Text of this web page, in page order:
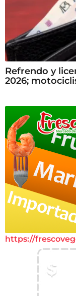
Refrendo y
2026;
https://